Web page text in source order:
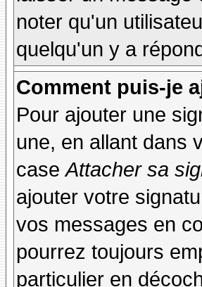
noter qu'un
quelqu'un y a
Comment puis-je
Pour ajouter une
une, en allant dans
caseAttacher sa
ajouter votre
vos messages en
pourrez toujours
particulier en